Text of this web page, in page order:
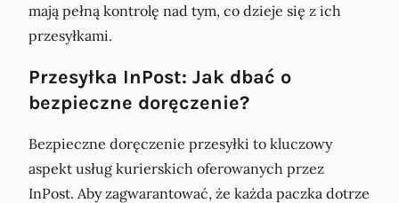
mają pełną kontrolę nad tym, co dzieje się z ich
przesyłkami.
Przesyłka InPost: Jak dbać o
bezpieczne doręczenie?
Bezpieczne doręczenie przesyłki to kluczowy
aspekt usług kurierskich oferowanych przez
InPost. Aby zagwarantować, że każda paczka dotrze